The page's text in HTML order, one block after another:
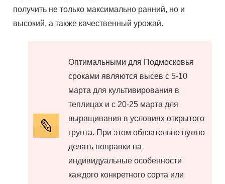
получить не только максимально ранний, но и
высокий, а также качественный урожай.
Оптимальными для Подмосковья
сроками являются высев с 5-10
марта для культивирования в
теплицах и с 20-25 марта для
выращивания в условиях открытого
грунта. При этом обязательно нужно
делать поправки на
индивидуальные особенности
каждого конкретного сорта или